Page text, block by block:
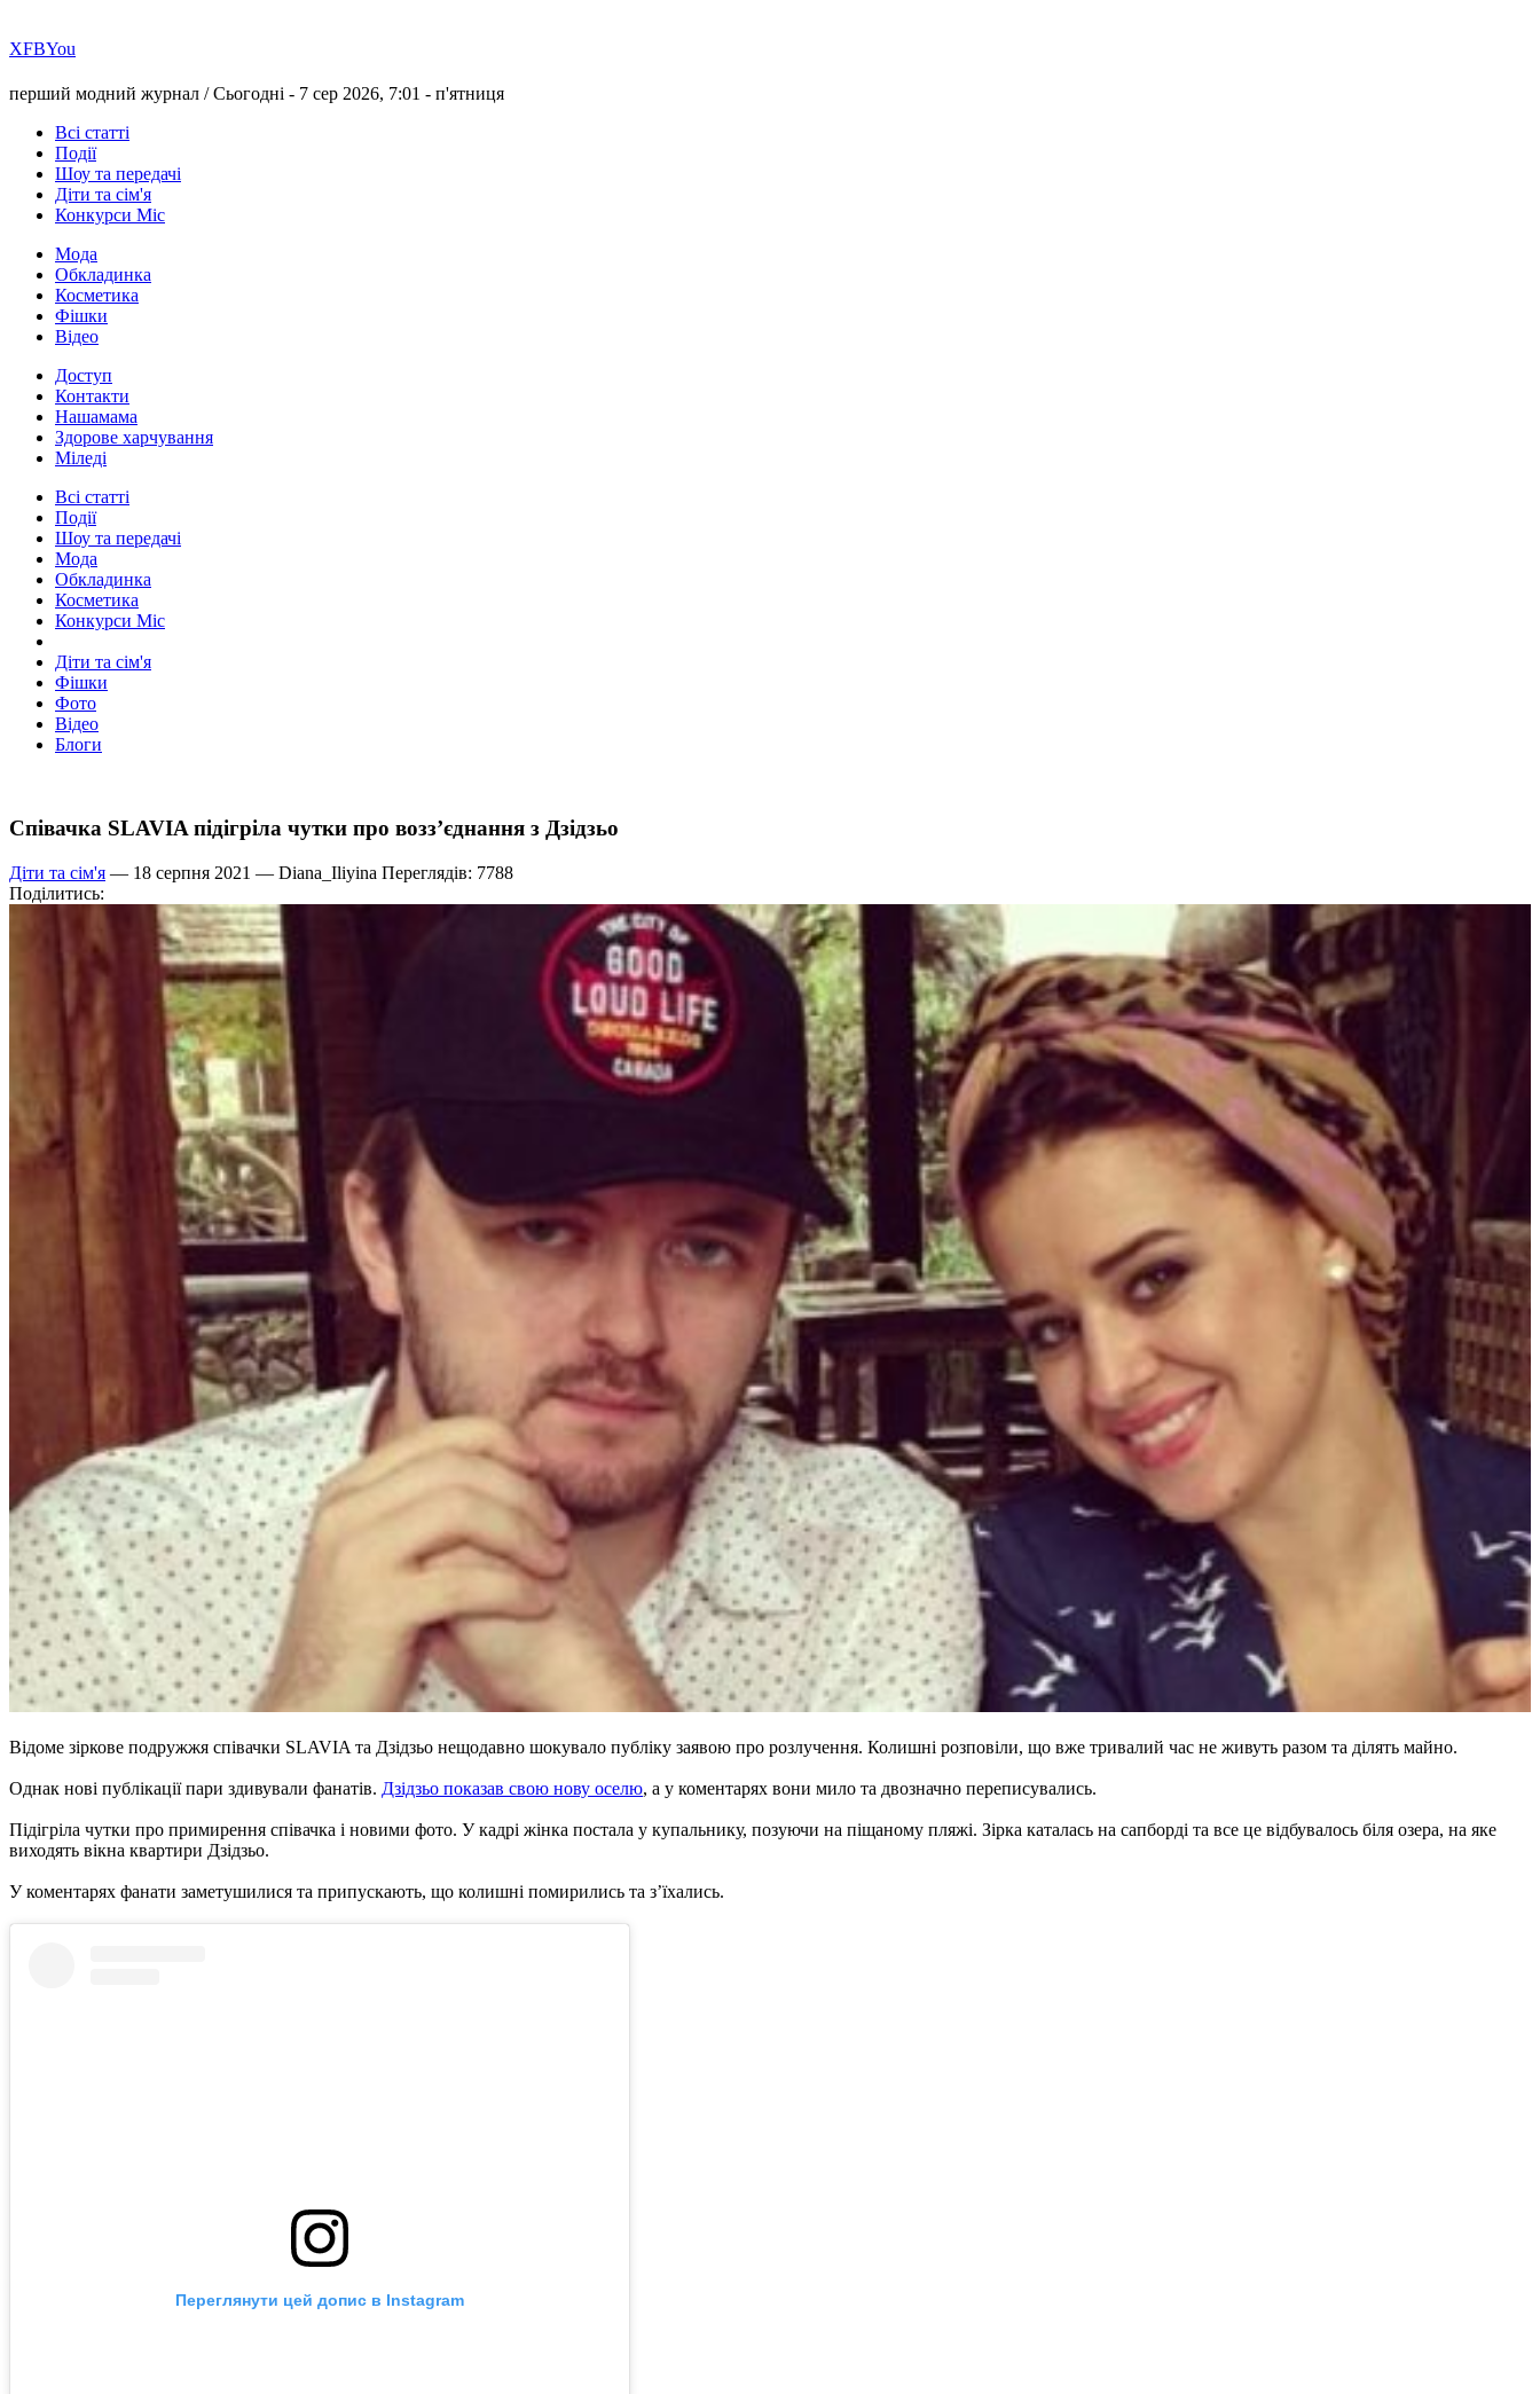
ХFBYou
перший модний журнал /Сьогодні - 7 сер 2026, 7:01 - п'ятниця
Всі статті
Події
Шоу та передачі
Діти та сім'я
Конкурси Міс
Мода
Обкладинка
Косметика
Фішки
Відео
Доступ
Контакти
Нашамама
Здорове харчування
Міледі
Всі статті
Події
Шоу та передачі
Мода
Обкладинка
Косметика
Конкурси Міс
Діти та сім'я
Фішки
Фото
Відео
Блоги
Співачка SLAVIA підігріла чутки про возз’єднання з Дзідзьо
Діти та сім'я — 18 серпня 2021 — Diana_Iliyina Переглядів: 7788
Поділитись:
Відоме зіркове подружжя співачки SLAVIA та Дзідзьо нещодавно шокувало публіку заявою про розлучення. Колишні розповіли, що вже тривалий час не живуть разом та ділять майно.
Однак нові публікації пари здивували фанатів. Дзідзьо показав свою нову оселю, а у коментарях вони мило та двозначно переписувались.
Підігріла чутки про примирення співачка і новими фото. У кадрі жінка постала у купальнику, позуючи на піщаному пляжі. Зірка каталась на сапборді та все це відбувалось біля озера, на яке
виходять вікна квартири Дзідзьо.
У коментарях фанати заметушилися та припускають, що колишні помирились та з’їхались.
Переглянути цей допис в Instagram